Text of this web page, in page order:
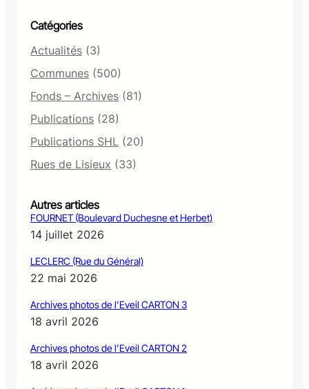
Catégories
Actualités (3)
Communes (500)
Fonds – Archives (81)
Publications (28)
Publications SHL (20)
Rues de Lisieux (33)
Autres articles
FOURNET (Boulevard Duchesne et Herbet)
14 juillet 2026
LECLERC (Rue du Général)
22 mai 2026
Archives photos de l’Eveil CARTON 3
18 avril 2026
Archives photos de l’Eveil CARTON 2
18 avril 2026